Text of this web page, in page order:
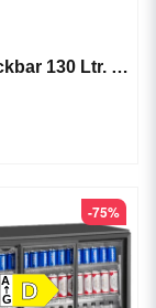
Ölkyl/Backbar 130 Ltr. 1 dörr
D
A
G
-75%